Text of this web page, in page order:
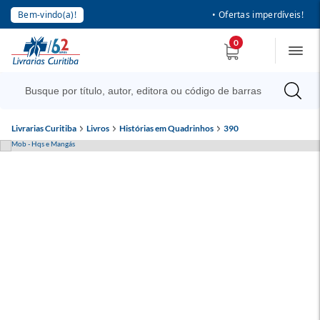
Bem-vindo(a)! • Ofertas imperdíveis!
0
Livrarias Curitiba Livros Histórias em Quadrinhos 390